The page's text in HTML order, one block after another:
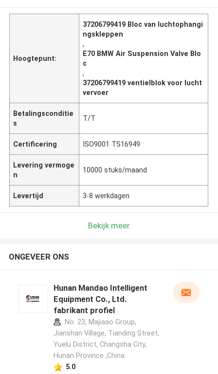
Hoogtepunt:
37206799419 Bloc van luchtophangi
ngskleppen
,
E70 BMW Air Suspension Valve Blo
c
,
37206799419 ventielblok voor lucht
vervoer
Betalingsconditie
s
T/T
Certificering ISO9001 TS16949
Levering vermoge
n
10000 stuks/maand
Levertijd 3-8 werkdagen
Bekijk meer
ONGEVEER ONS
Hunan Mandao Intelligent
Equipment Co., Ltd.
fabrikant profiel
No. 23, Majiaao Group,
Jianshan Village, Tianding Street,
Yuelu District, Changsha City,
Hunan Province ,China
5.0